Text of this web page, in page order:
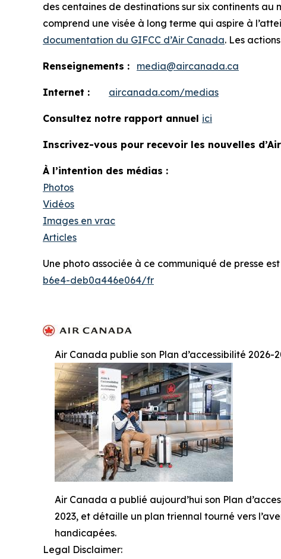
des centaines de destinations sur six continents au
comprend une visée à long terme qui aspire à
documentation du GIFCC d’Air Canada. Les
Renseignements : media@aircanada.ca
Internet : aircanada.com/medias
Consultez notre rapport annuel ici
Inscrivez-vous pour recevoir les nouvelles
À l’intention des médias :
Photos
Vidéos
Images en vrac
Articles
Une photo associée à ce communiqué de presse
b6e4-deb0a446e064/fr
Air Canada publie son Plan d’accessibilité 2026-
Air Canada a publié aujourd’hui son Plan
2023, et détaille un plan triennal tourné vers
handicapées.
Legal Disclaimer: